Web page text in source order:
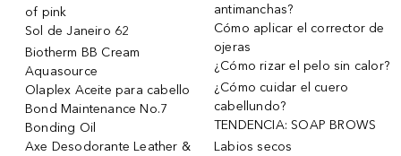
of pink
Sol de Janeiro 62
Biotherm BB Cream
Aquasource
Olaplex Aceite para cabello
Bond Maintenance No.7
Bonding Oil
Axe Desodorante Leather &
antimanchas?
Cómo aplicar el corrector de
ojeras
¿Cómo rizar el pelo sin calor?
¿Cómo cuidar el cuero
cabellundo?
TENDENCIA: SOAP BROWS
Labios secos